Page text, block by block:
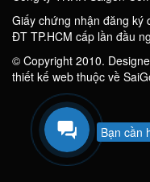
Giấy chứng nhận đăng ký
ĐT TP.HCM cấp lần đầu
© Copyright 2010.
thiết kế web thuộc về
Bạn cần